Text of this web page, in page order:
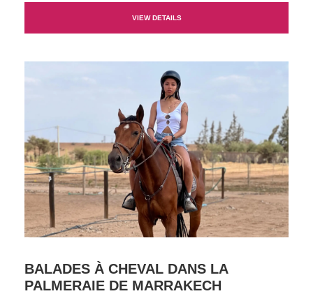
VIEW DETAILS
BALADES À CHEVAL DANS LA
PALMERAIE DE MARRAKECH